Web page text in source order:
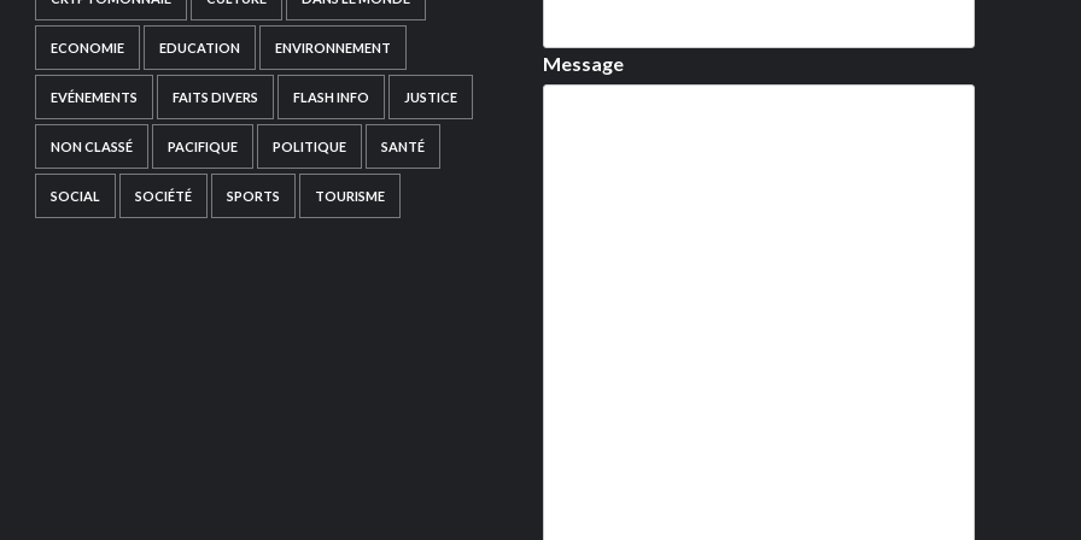
ECONOMIE EDUCATION ENVIRONNEMENT
EVÉNEMENTS FAITS DIVERS FLASH INFO JUSTICE
NON CLASSÉ PACIFIQUE POLITIQUE SANTÉ
SOCIAL SOCIÉTÉ SPORTS TOURISME
Message